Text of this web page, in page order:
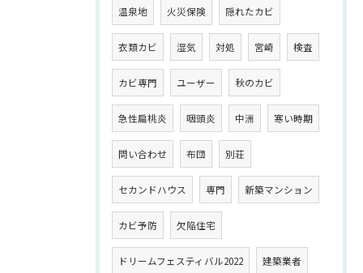
温泉地 火災保険 隠れたカビ
衣類カビ 湿気 対処 宮崎 検査
カビ専門 ユーザー 秋のカビ
急性扁桃炎 咽頭炎 中洲 寒い時期
問い合わせ 布団 別荘
セカンドハウス 専門 新築マンション
カビ予防 欠陥住宅
ドリームフェスティバル2022 建築業者